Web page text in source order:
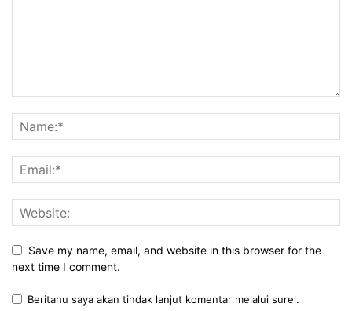
Save my name, email, and website in this browser for the
next time I comment.
Beritahu saya akan tindak lanjut komentar melalui surel.